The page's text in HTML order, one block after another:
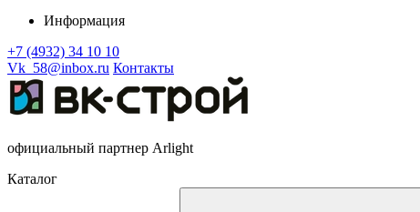
Информация
+7 (4932) 34 10 10
Vk_58@inbox.ru Контакты
официальный партнер Arlight
Каталог